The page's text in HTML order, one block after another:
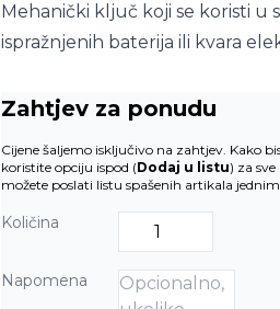
Mehanički ključ koji se koristi u
ispražnjenih baterija ili kvara
Zahtjev za ponudu
Cijene šaljemo isključivo na zahtjev. Kako
koristite opciju ispod (Dodaj u listu) za
možete poslati listu spašenih artikala
Količina
Napomena